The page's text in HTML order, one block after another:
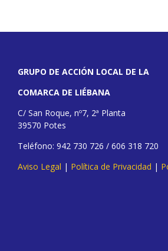
GRUPO DE ACCIÓN LOCAL DE LA
COMARCA DE LIÉBANA
C/ San Roque, nº7, 2ª Planta
39570 Potes
Teléfono: 942 730 726 / 606 318 720
Aviso Legal | Política de Privacidad |